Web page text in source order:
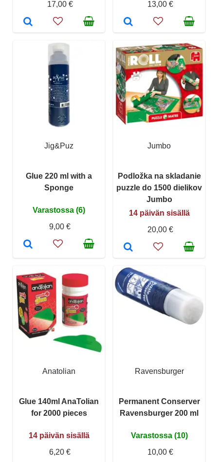
17,00 €
13,00 €
Jig&Puz
Glue 220 ml with a
Sponge
Varastossa (6)
9,00 €
Jumbo
Podložka na skladanie
puzzle do 1500 dielikov
Jumbo
14 päivän sisällä
20,00 €
Anatolian
Glue 140ml AnaTolian
for 2000 pieces
14 päivän sisällä
6,20 €
Ravensburger
Permanent Conserver
Ravensburger 200 ml
Varastossa (10)
10,00 €